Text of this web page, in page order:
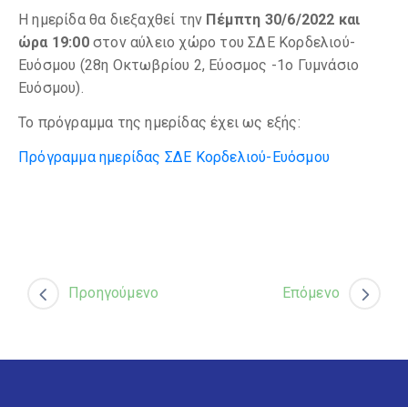
Η ημερίδα θα διεξαχθεί την Πέμπτη 30/6/2022 και
ώρα 19:00στον αύλειο χώρο του ΣΔΕ Κορδελιού-
Ευόσμου (28η Οκτωβρίου 2, Εύοσμος -1ο Γυμνάσιο
Ευόσμου).
Το πρόγραμμα της ημερίδας έχει ως εξής:
Πρόγραμμα ημερίδας ΣΔΕ Κορδελιού-Ευόσμου
Προηγούμενο Επόμενο